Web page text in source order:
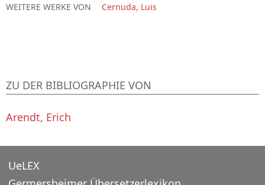
WEITERE WERKE VON
Cernuda, Luis
ZU DER BIBLIOGRAPHIE VON
Arendt, Erich
UeLEX